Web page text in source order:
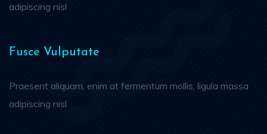
adipiscing nisl
Fusce Vulputate
Praesent aliquam, enim at fermentum mollis, ligula massa
adipiscing nisl